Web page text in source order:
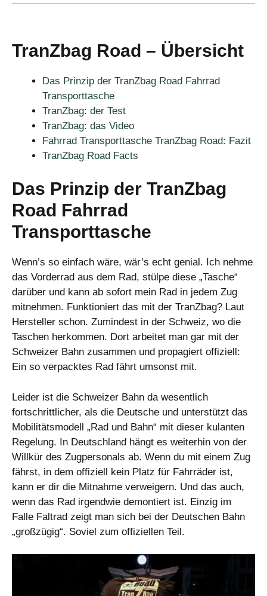
TranZbag Road – Übersicht
Das Prinzip der TranZbag Road Fahrrad
Transporttasche
TranZbag: der Test
TranZbag: das Video
Fahrrad Transporttasche TranZbag Road: Fazit
TranZbag Road Facts
Das Prinzip der TranZbag
Road Fahrrad
Transporttasche
Wenn’s so einfach wäre, wär’s echt genial. Ich nehme
das Vorderrad aus dem Rad, stülpe diese „Tasche“
darüber und kann ab sofort mein Rad in jedem Zug
mitnehmen. Funktioniert das mit der TranZbag? Laut
Hersteller schon. Zumindest in der Schweiz, wo die
Taschen herkommen. Dort arbeitet man gar mit der
Schweizer Bahn zusammen und propagiert offiziell:
Ein so verpacktes Rad fährt umsonst mit.
Leider ist die Schweizer Bahn da wesentlich
fortschrittlicher, als die Deutsche und unterstützt das
Mobilitätsmodell „Rad und Bahn“ mit dieser kulanten
Regelung. In Deutschland hängt es weiterhin von der
Willkür des Zugpersonals ab. Wenn du mit einem Zug
fährst, in dem offiziell kein Platz für Fahrräder ist,
kann er dir die Mitnahme verweigern. Und das auch,
wenn das Rad irgendwie demontiert ist. Einzig im
Falle Faltrad zeigt man sich bei der Deutschen Bahn
„großzügig“. Soviel zum offiziellen Teil.